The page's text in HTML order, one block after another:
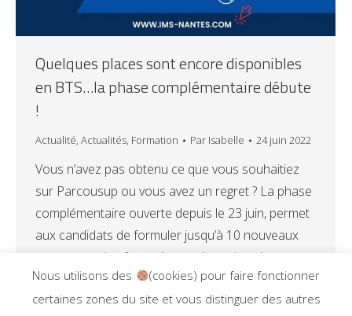
Quelques places sont encore disponibles
en BTS…la phase complémentaire débute
!
Actualité, Actualités, Formation Par Isabelle 24 juin 2022
Vous n’avez pas obtenu ce que vous souhaitiez
sur Parcousup ou vous avez un regret ? La phase
complémentaire ouverte depuis le 23 juin, permet
aux candidats de formuler jusqu’à 10 nouveaux
vœux pour des formations qui ont des places
disponibles. C’est le cas à l’IMS, en BTS GPME,
BTS Assurance, BTS Banque, BTS SAM.…
Nous utilisons des
(cookies) pour faire fonctionner
certaines zones du site et vous distinguer des autres